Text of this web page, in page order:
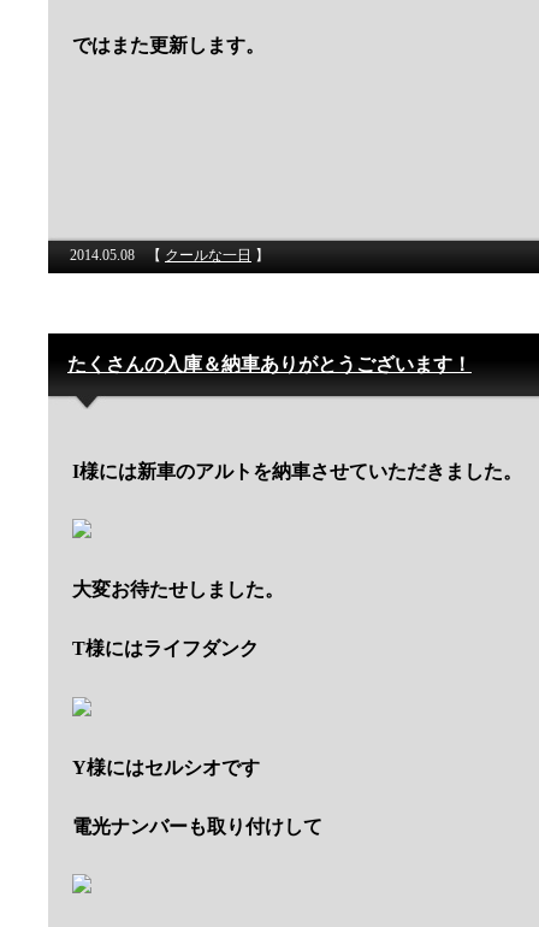
ではまた更新します。
2014.05.08 【 クールな一日 】
たくさんの入庫＆納車ありがとうございます！
I様には新車のアルトを納車させていただきました。
大変お待たせしました。
T様にはライフダンク
Y様にはセルシオです
電光ナンバーも取り付けして